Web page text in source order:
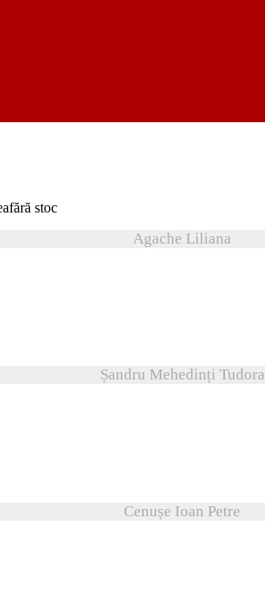
fără stoc
Agache Liliana
Șandru Mehedinți Tudora
Cenușe Ioan Petre